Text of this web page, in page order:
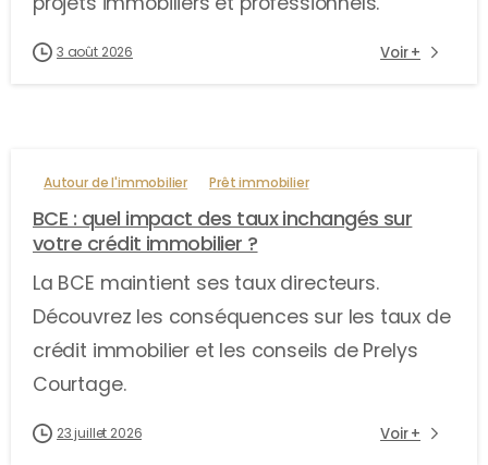
3 août 2026 Voir +
Autour de l'immobilier Prêt immobilier
BCE : quel impact des taux inchangés sur
votre crédit immobilier ?
La BCE maintient ses taux directeurs.
Découvrez les conséquences sur les taux de
crédit immobilier et les conseils de Prelys
Courtage.
23 juillet 2026 Voir +